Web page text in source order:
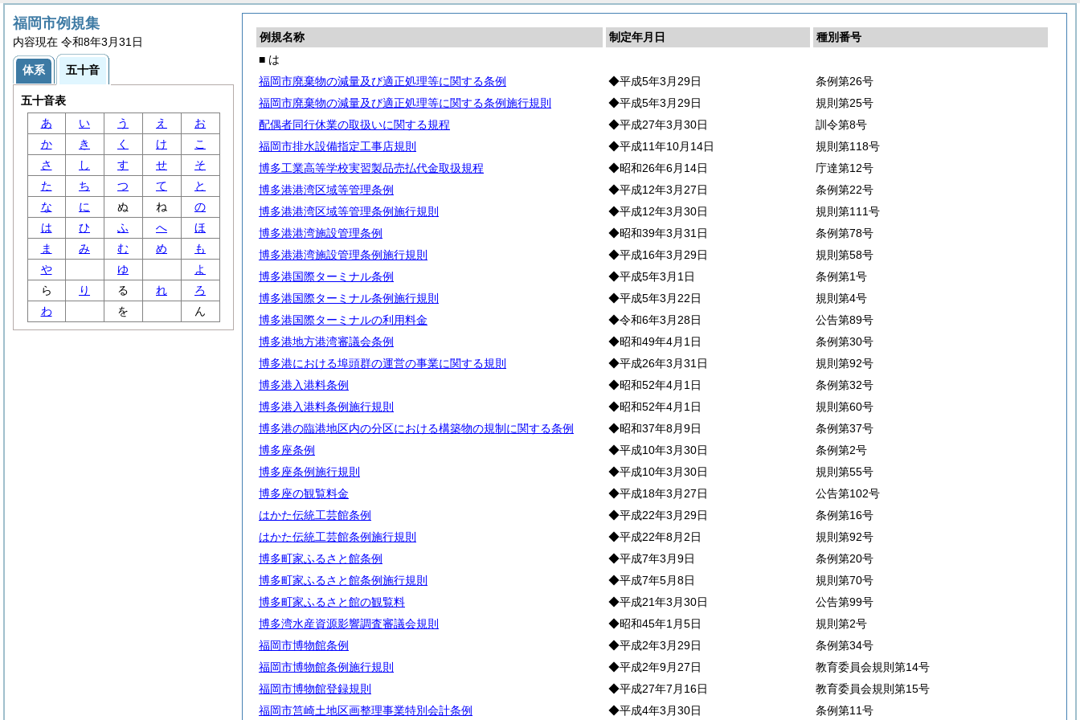
例規名称 制定年月日
種別番号
■ は
福岡市廃棄物の減量及び適正処理等に関する条例
◆平成5年3月29日
条例第26号
福岡市廃棄物の減量及び適正処理等に関する条例施行規則
◆平成5年3月29日
規則第25号
配偶者同行休業の取扱いに関する規程
◆平成27年3月30日
訓令第8号
福岡市排水設備指定工事店規則
◆平成11年10月14日
規則第118号
博多工業高等学校実習製品売払代金取扱規程
◆昭和26年6月14日
庁達第12号
博多港港湾区域等管理条例
◆平成12年3月27日
条例第22号
博多港港湾区域等管理条例施行規則
◆平成12年3月30日
規則第111号
博多港港湾施設管理条例
◆昭和39年3月31日
条例第78号
博多港港湾施設管理条例施行規則
◆平成16年3月29日
規則第58号
博多港国際ターミナル条例
◆平成5年3月1日
条例第1号
博多港国際ターミナル条例施行規則
◆平成5年3月22日
規則第4号
博多港国際ターミナルの利用料金
◆令和6年3月28日
公告第89号
博多港地方港湾審議会条例
◆昭和49年4月1日
条例第30号
博多港における埠頭群の運営の事業に関する規則
◆平成26年3月31日
規則第92号
博多港入港料条例
◆昭和52年4月1日
条例第32号
博多港入港料条例施行規則
◆昭和52年4月1日
規則第60号
博多港の臨港地区内の分区における構築物の規制に関する条例
◆昭和37年8月9日
条例第37号
博多座条例
◆平成10年3月30日
条例第2号
博多座条例施行規則
◆平成10年3月30日
規則第55号
博多座の観覧料金
◆平成18年3月27日
公告第102号
はかた伝統工芸館条例
◆平成22年3月29日
条例第16号
はかた伝統工芸館条例施行規則
◆平成22年8月2日
規則第92号
博多町家ふるさと館条例
◆平成7年3月9日
条例第20号
博多町家ふるさと館条例施行規則
◆平成7年5月8日
規則第70号
博多町家ふるさと館の観覧料
◆平成21年3月30日
公告第99号
博多湾水産資源影響調査審議会規則
◆昭和45年1月5日
規則第2号
福岡市博物館条例
◆平成2年3月29日
条例第34号
福岡市博物館条例施行規則
◆平成2年9月27日
教育委員会規則第14号
福岡市博物館登録規則
◆平成27年7月16日
教育委員会規則第15号
福岡市筥崎土地区画整理事業特別会計条例
◆平成4年3月30日 条例第11号
福岡市例規集
内容現在 令和8年3月31日
体系 五十音
五十音表
あ
い う え
お
か
き く け
こ
さ
し す せ
そ
た
ち つ て
と
な
に ぬ ね
の
は
ひ ふ へ
ほ
ま
み む め
も
や
ゆ
よ
ら
り る れ
ろ
わ
を ん